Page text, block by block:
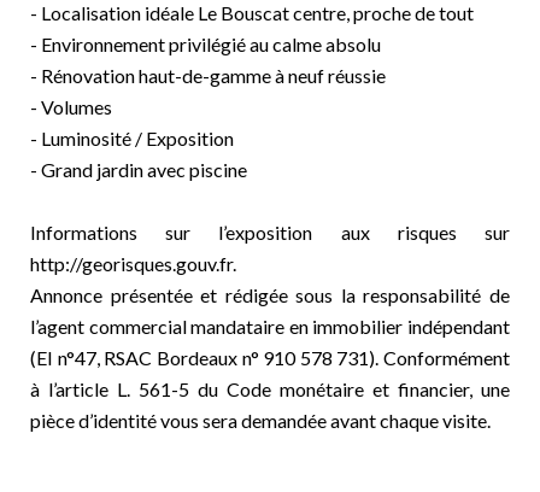
- Localisation idéale Le Bouscat centre, proche de tout
- Environnement privilégié au calme absolu
- Rénovation haut-de-gamme à neuf réussie
- Volumes
- Luminosité / Exposition
- Grand jardin avec piscine
Informations sur l’exposition aux risques sur
http://georisques.gouv.fr.
Annonce présentée et rédigée sous la responsabilité de
l’agent commercial mandataire en immobilier indépendant
(EI n°47, RSAC Bordeaux n° 910 578 731). Conformément
à l’article L. 561-5 du Code monétaire et financier, une
pièce d’identité vous sera demandée avant chaque visite.